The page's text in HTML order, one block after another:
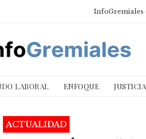
InfoGremiales
LABORAL ENFOQUE
ACTUALIDAD